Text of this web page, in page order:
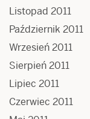
Listopad 2011
Październik 2011
Wrzesień 2011
Sierpień 2011
Lipiec 2011
Czerwiec 2011